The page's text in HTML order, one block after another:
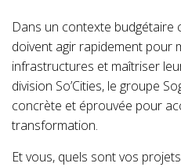
Dans un contexte budgétaire
doivent agir rapidement pour
infrastructures et maîtriser
division So’Cities, le groupe
concrète et éprouvée pour
transformation.
Et vous, quels sont vos